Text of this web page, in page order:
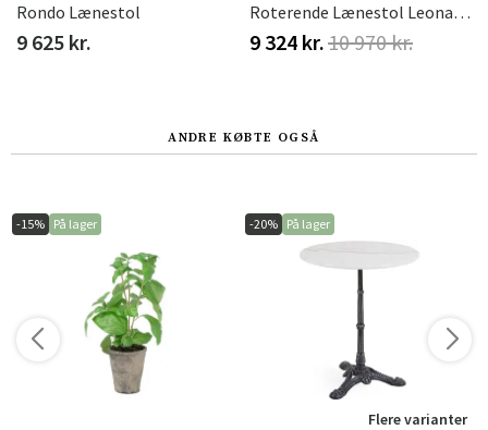
Rondo Lænestol
9 625 kr.
Roterende Lænestol Leonardo Bright Taupe
9 324 kr.10 970 kr.
ANDRE KØBTE OGSÅ
-15% På lager -20% På lager
Flere varianter